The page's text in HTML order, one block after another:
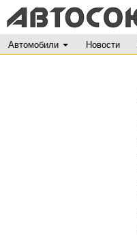
Автомобили Новости